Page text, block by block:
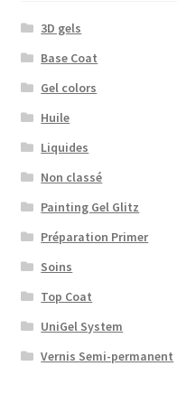
3D gels
Base Coat
Gel colors
Huile
Liquides
Non classé
Painting Gel Glitz
Préparation Primer
Soins
Top Coat
UniGel System
Vernis Semi-permanent